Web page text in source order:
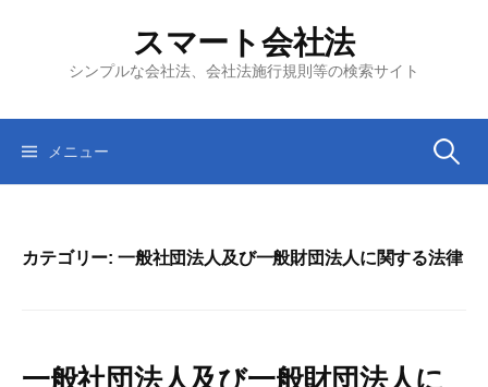
ツ
スマート会社法
シンプルな会社法、会社法施行規則等の検索サイト
メニュー 検
カテゴリー: 一般社団法人及び一般財団法人に関する法律
一般社団法人及び一般財団法人に